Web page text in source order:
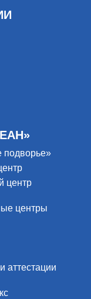
подворье»
центр
центры
аттестации